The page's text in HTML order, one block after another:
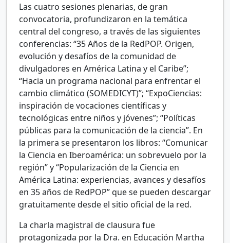
Las cuatro sesiones plenarias, de gran
convocatoria, profundizaron en la temática
central del congreso, a través de las siguientes
conferencias: “35 Años de la RedPOP. Origen,
evolución y desafíos de la comunidad de
divulgadores en América Latina y el Caribe”;
“Hacia un programa nacional para enfrentar el
cambio climático (SOMEDICYT)”; “ExpoCiencias:
inspiración de vocaciones científicas y
tecnológicas entre niños y jóvenes”; “Políticas
públicas para la comunicación de la ciencia”. En
la primera se presentaron los libros: “Comunicar
la Ciencia en Iberoamérica: un sobrevuelo por la
región” y “Popularización de la Ciencia en
América Latina: experiencias, avances y desafíos
en 35 años de RedPOP” que se pueden descargar
gratuitamente desde el sitio oficial de la red.
La charla magistral de clausura fue
protagonizada por la Dra. en Educación Martha